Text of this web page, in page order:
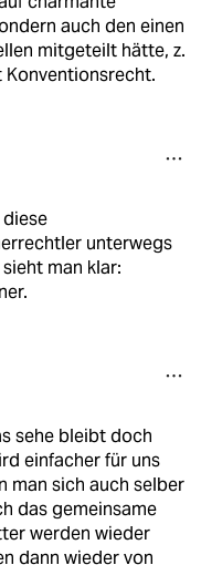
auch den einen
mitgeteilt hätte, z.
Konventionsrecht.
diese
unterwegs
man klar:
sehe bleibt doch
einfacher für uns
man sich auch selber
das gemeinsame
werden wieder
dann wieder von